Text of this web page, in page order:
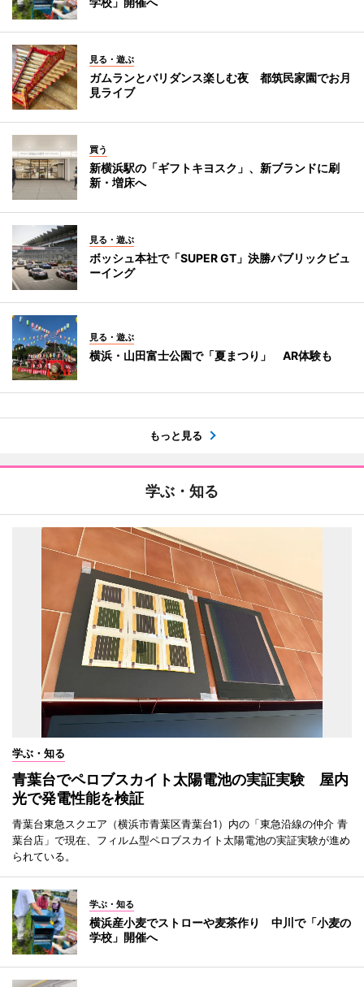
見る・遊ぶ
ガムランとバリダンス楽しむ夜 都筑民家園でお月
見ライブ
買う
新横浜駅の「ギフトキヨスク」、新ブランドに刷
新・増床へ
見る・遊ぶ
ボッシュ本社で「SUPER GT」決勝パブリックビュ
ーイング
見る・遊ぶ
横浜・山田富士公園で「夏まつり」 AR体験も
もっと見る
学ぶ・知る
学ぶ・知る
青葉台でペロブスカイト太陽電池の実証実験 屋内
光で発電性能を検証
青葉台東急スクエア（横浜市青葉区青葉台1）内の「東急沿線の仲介 青
葉台店」で現在、フィルム型ペロブスカイト太陽電池の実証実験が進め
られている。
学ぶ・知る
横浜産小麦でストローや麦茶作り 中川で「小麦の
学校」開催へ